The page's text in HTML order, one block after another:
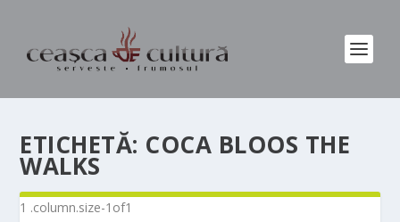
ETICHETĂ: COCA BLOOS THE
WALKS